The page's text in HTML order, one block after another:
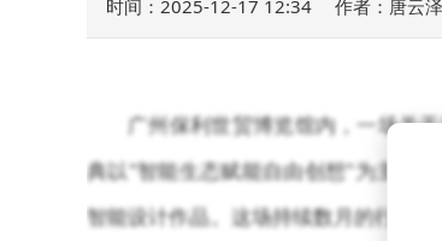
时间：2025-12-17 12:34 作者：唐云泽
广州保利世贸博览馆内，一场关
典以"智能生态赋能自由创想"为主题
智能设计作品。这场持续数月的行业